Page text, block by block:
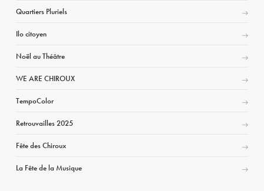
Quartiers Pluriels
Ilo citoyen
Noël au Théâtre
WE ARE CHIROUX
TempoColor
Retrouvailles 2025
Fête des Chiroux
La Fête de la Musique